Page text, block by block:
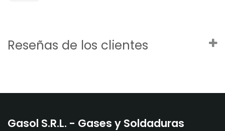
Reseñas de los clientes
Gasol S.R.L. - Gases y Soldaduras